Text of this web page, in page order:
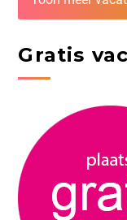
Gratis